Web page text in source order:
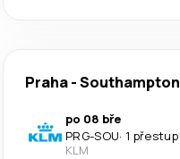
Praha-Southampton
po 08 bře
PRG-SOU· 1 přestup
KLM